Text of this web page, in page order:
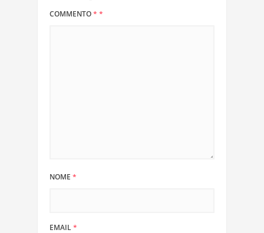
COMMENTO* *
NOME *
EMAIL*